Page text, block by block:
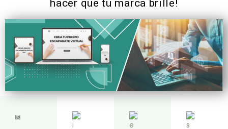
hacer que tu marca brille!